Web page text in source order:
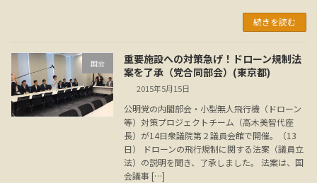
続きを読む
国会
重要施設への対策急げ！ドローン規制法
案を了承（党合同部会）(東京都)
2015年5月15日
公明党の内閣部会・小型無人飛行機（ドローン
等）対策プロジェクトチーム（高木美智代座
長）が14日衆議院第２議員会館で開催。（13
日） ドローンの飛行規制に関する法案（議員立
法）の説明を聞き、了承しました。 法案は、国
会議事 […]